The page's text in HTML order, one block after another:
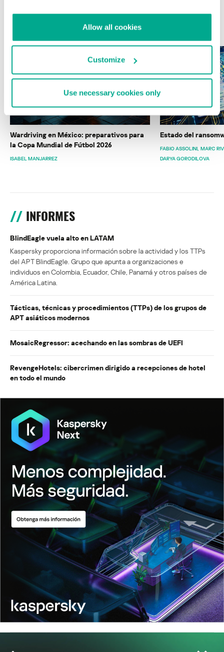
Allow all cookies
Customize
Use necessary cookies only
ÚLTIMAS PUBLICACIONES
Wardriving en México: preparativos para
la Copa Mundial de Fútbol 2026
ISABEL MANJARREZ
Estado del
FABIO ASSOLINI MARC
DARYA GORODILOVA
INFORMES
BlindEagle vuela alto en LATAM
Kaspersky proporciona información sobre la actividad y los TTPs
del APT BlindEagle. Grupo que apunta a organizaciones e
individuos en Colombia, Ecuador, Chile, Panamá y otros países de
América Latina.
Tácticas, técnicas y procedimientos (TTPs) de los grupos de
APT asiáticos modernos
MosaicRegressor: acechando en las sombras de UEFI
RevengeHotels: cibercrimen dirigido a recepciones de hotel
en todo el mundo